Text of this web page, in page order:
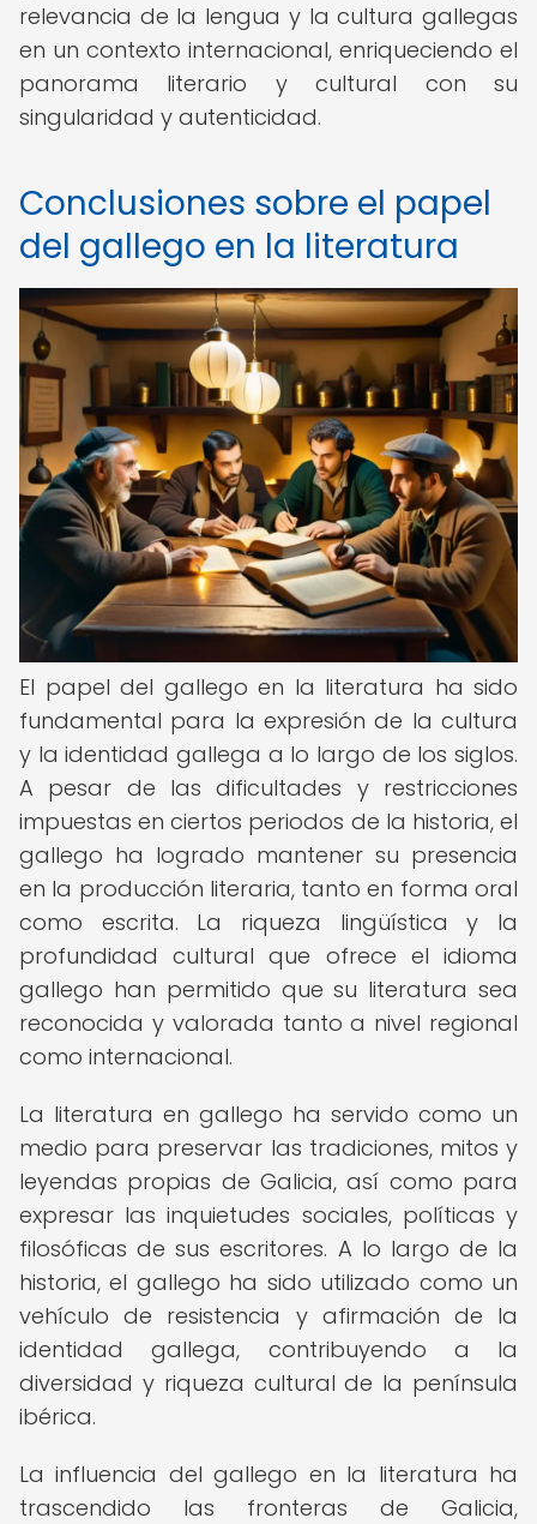
relevancia de la lengua y la cultura gallegas
en un contexto internacional, enriqueciendo el
panorama literario y cultural con su
singularidad y autenticidad.
Conclusiones sobre el papel
del gallego en la literatura
El papel del gallego en la literatura ha sido
fundamental para la expresión de la cultura
y la identidad gallega a lo largo de los siglos.
A pesar de las dificultades y restricciones
impuestas en ciertos periodos de la historia, el
gallego ha logrado mantener su presencia
en la producción literaria, tanto en forma oral
como escrita. La riqueza lingüística y la
profundidad cultural que ofrece el idioma
gallego han permitido que su literatura sea
reconocida y valorada tanto a nivel regional
como internacional.
La literatura en gallego ha servido como un
medio para preservar las tradiciones, mitos y
leyendas propias de Galicia, así como para
expresar las inquietudes sociales, políticas y
filosóficas de sus escritores. A lo largo de la
historia, el gallego ha sido utilizado como un
vehículo de resistencia y afirmación de la
identidad gallega, contribuyendo a la
diversidad y riqueza cultural de la península
ibérica.
La influencia del gallego en la literatura ha
trascendido las fronteras de Galicia,